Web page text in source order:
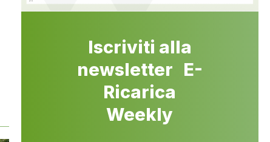
Iscriviti alla
newsletter E-
Ricarica
Weekly